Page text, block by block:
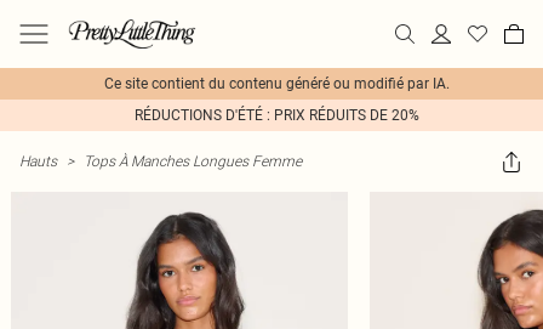
Ce site contient du contenu généré ou modifié par IA.
RÉDUCTIONS D'ÉTÉ : PRIX RÉDUITS DE 20%
Hauts > Tops À Manches Longues Femme